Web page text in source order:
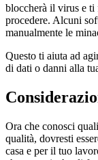
bloccherà il virus e
procedere. Alcuni
manualmente le
Questo ti aiuta ad
di dati o danni alla
Ora che conosci
qualità, dovresti
casa e per il tuo